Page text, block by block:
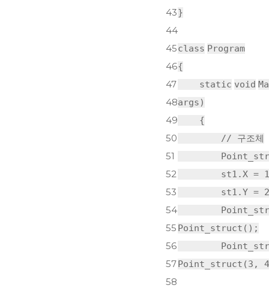
43
44
45
46
47
48
49
50
51
52
53
54
55
56
57
58
}
class Program
{
static void
args)
{
// 구조체
st1.X =
st1.Y =
Point_struct();
Point_struct(3,